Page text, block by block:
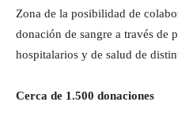
Zona de la posibilidad de
donación de sangre a través de
hospitalarios y de salud de
Cerca de 1.500 donaciones